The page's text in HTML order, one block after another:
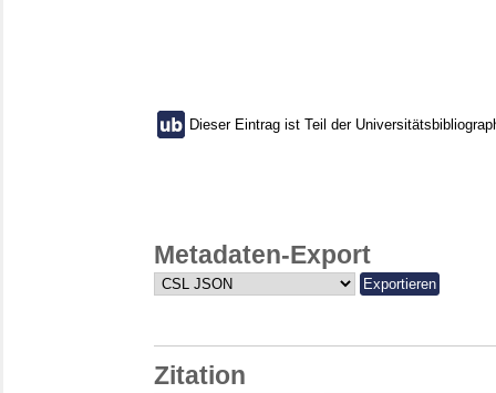
Dieser Eintrag ist Teil der
Metadaten-Export
Zitation